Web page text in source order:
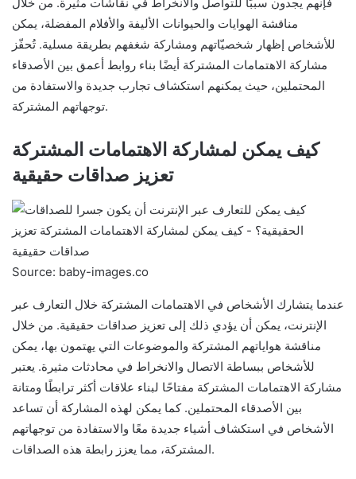
فإنهم يجدون سببًا للتواصل والانخراط في نقاشات مثيرة. من خلال
مناقشة الهوايات والحيوانات الأليفة والأفلام المفضلة، يمكن
للأشخاص إظهار شخصيّاتهم ومشاركة شغفهم بطريقة مسلية. تُحفّز
مشاركة الاهتمامات المشتركة أيضًا بناء روابط أعمق بين الأصدقاء
المحتملين، حيث يمكنهم استكشاف تجارب جديدة والاستفادة من
توجهاتهم المشتركة.
كيف يمكن لمشاركة الاهتمامات المشتركة
تعزيز صداقات حقيقية
Source: baby-images.co
عندما يتشارك الأشخاص في الاهتمامات المشتركة خلال التعارف عبر
الإنترنت، يمكن أن يؤدي ذلك إلى تعزيز صداقات حقيقية. من خلال
مناقشة هواياتهم المشتركة والموضوعات التي يهتمون بها، يمكن
للأشخاص ببساطة الاتصال والانخراط في محادثات مثيرة. يعتبر
مشاركة الاهتمامات المشتركة مفتاحًا لبناء علاقات أكثر ترابطًا ومتانة
بين الأصدقاء المحتملين. كما يمكن لهذه المشاركة أن تساعد
الأشخاص في استكشاف أشياء جديدة معًا والاستفادة من توجهاتهم
المشتركة، مما يعزز رابطة هذه الصداقات.